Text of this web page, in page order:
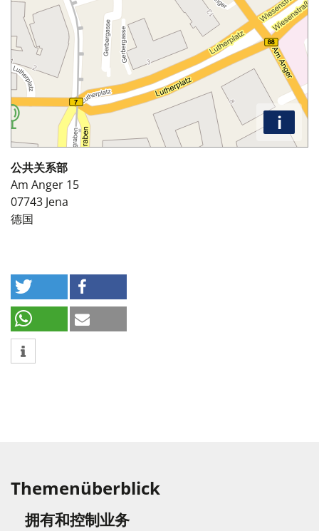
i
公共关系部
Am Anger 15
07743 Jena
德国
Themenüberblick
拥有和控制业务